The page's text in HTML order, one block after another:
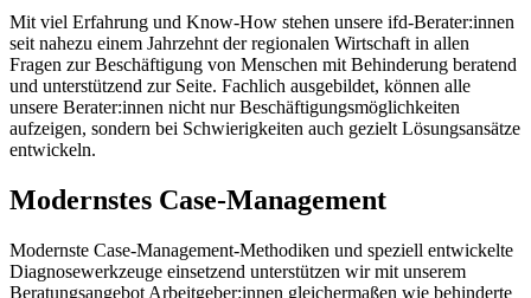
Mit viel Erfahrung und Know-How stehen unsere ifd-Berater:innen
seit nahezu einem Jahrzehnt der regionalen Wirtschaft in allen
Fragen zur Beschäftigung von Menschen mit Behinderung beratend
und unterstützend zur Seite. Fachlich ausgebildet, können alle
unsere Berater:innen nicht nur Beschäftigungsmöglichkeiten
aufzeigen, sondern bei Schwierigkeiten auch gezielt Lösungsansätze
entwickeln.
Modernstes Case-Management
Modernste Case-Management-Methodiken und speziell entwickelte
Diagnosewerkzeuge einsetzend unterstützen wir mit unserem
Beratungsangebot Arbeitgeber:innen gleichermaßen wie behinderte